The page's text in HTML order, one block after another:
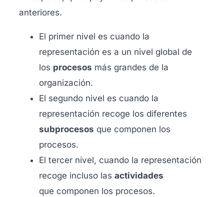
anteriores.
El primer nivel es cuando la
representación es a un nivel global de
los procesos más grandes de la
organización.
El segundo nivel es cuando la
representación recoge los diferentes
subprocesos que componen los
procesos.
El tercer nivel, cuando la representación
recoge incluso las actividades
que componen los procesos.